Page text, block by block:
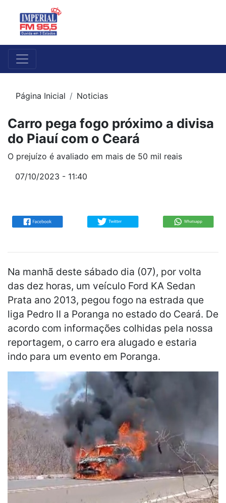
Página Inicial Noticias
Carro pega fogo próximo a divisa
do Piauí com o Ceará
O prejuízo é avaliado em mais de 50 mil reais
07/10/2023 - 11:40
Na manhã deste sábado dia (07), por volta
das dez horas, um veículo Ford KA Sedan
Prata ano 2013, pegou fogo na estrada que
liga Pedro II a Poranga no estado do Ceará. De
acordo com informações colhidas pela nossa
reportagem, o carro era alugado e estaria
indo para um evento em Poranga.